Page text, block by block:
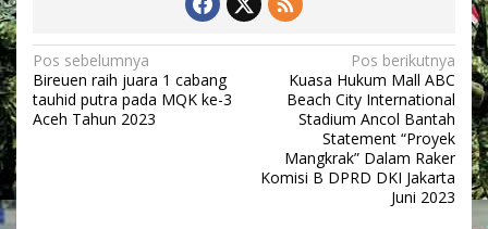
m
n
k
e
N
a
v
Pos sebelumnya
Bireuen raih juara 1 cabang
tauhid putra pada MQK ke-3
Aceh Tahun 2023
Pos berikutnya
Kuasa Hukum Mall ABC
Beach City International
Stadium Ancol Bantah
Statement “Proyek
Mangkrak” Dalam Raker
Komisi B DPRD DKI Jakarta
Juni 2023